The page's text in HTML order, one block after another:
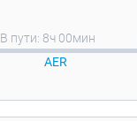
В пути: 8ч 00мин
AER